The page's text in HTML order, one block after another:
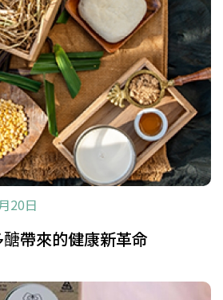
帶來的健康新革命
20日